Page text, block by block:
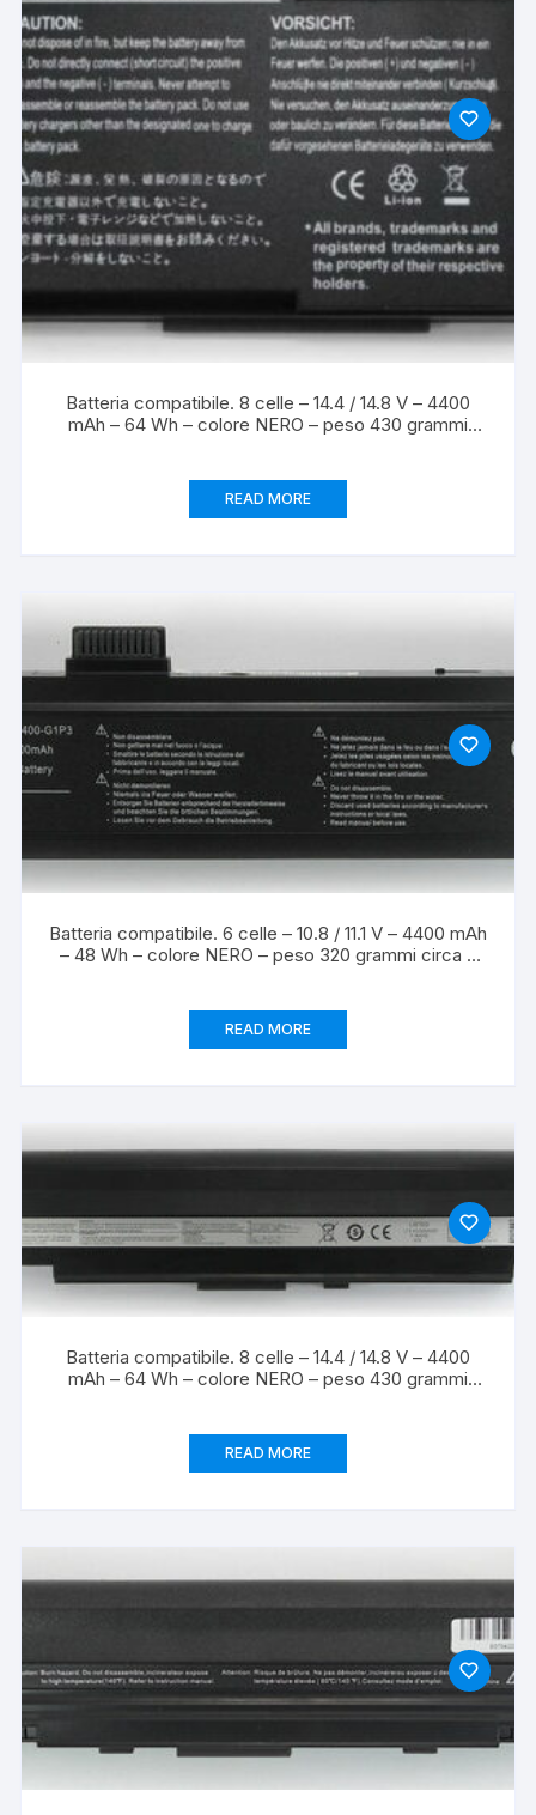
Batteria compatibile. 8 celle – 14.4 / 14.8 V – 4400
mAh – 64 Wh – colore NERO – peso 430 grammi
READ MORE
Batteria compatibile. 6 celle – 10.8 / 11.1 V – 4400 mAh
– 48 Wh – colore NERO – peso 320 grammi circa –
READ MORE
Batteria compatibile. 8 celle – 14.4 / 14.8 V – 4400
mAh – 64 Wh – colore NERO – peso 430 grammi
READ MORE